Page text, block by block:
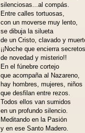
silenciosas...al compás.
Entre calles tortuosas,
con un moverse muy lento,
se dibuja la silueta
de un Cristo, clavado y
¡¡Noche que encierra secretos
de novedad y misterio!!
En el fúnebre cortejo
que acompaña al Nazareno,
hay hombres, mujeres, niños
que desfilan entre rezos.
Todos ellos van sumidos
en un profundo silencio.
Meditando en la Pasión
y en ese Santo Madero.